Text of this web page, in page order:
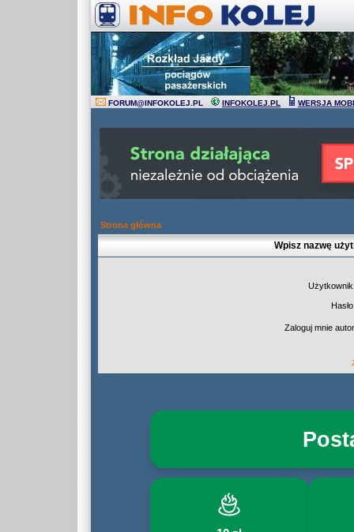
FORUM@INFOKOLEJ.PL INFOKOLEJ.PL WERSJA
Strona główna
Wpisz nazwę
Zaloguj mnie